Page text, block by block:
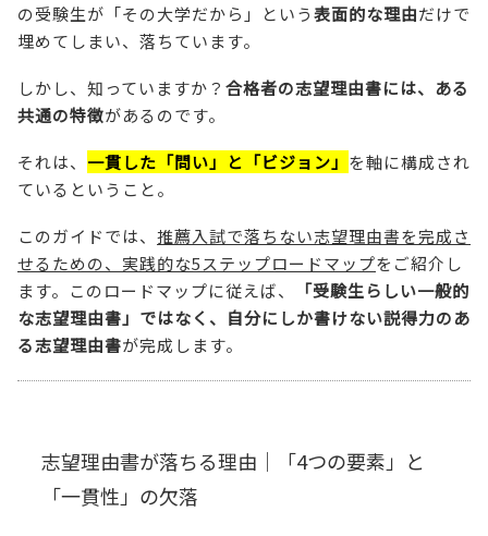
の受験生が「その大学だから」という表面的な理由だけで
埋めてしまい、落ちています。
しかし、知っていますか？ 合格者の志望理由書には、ある
共通の特徴があるのです。
それは、 一貫した「問い」と「ビジョン」 を軸に構成され
ているということ。
このガイドでは、 推薦入試で落ちない志望理由書を完成さ
せるための、実践的な5ステップロードマップをご紹介し
ます。このロードマップに従えば、
「受験生らしい一般的
な志望理由書」ではなく、自分にしか書けない説得力のあ
る志望理由書が完成します。
志望理由書が落ちる理由｜「4つの要素」と
「一貫性」の欠落